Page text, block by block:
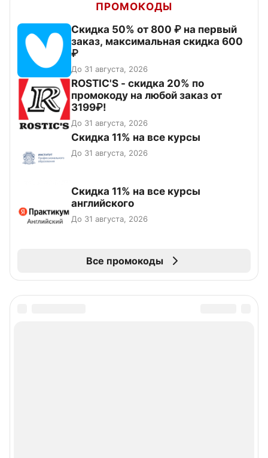
ПРОМОКОДЫ
Скидка 50% от 800 ₽ на первый
заказ, максимальная скидка 600
₽
До 31 августа, 2026
ROSTIC'S - скидка 20% по
промокоду на любой заказ от
3199₽!
До 31 августа, 2026
Скидка 11% на все курсы
До 31 августа, 2026
Скидка 11% на все курсы
английского
До 31 августа, 2026
Все промокоды